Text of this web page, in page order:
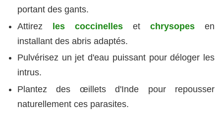
portant des gants.
Attirez les coccinelleset chrysopesen
installant des abris adaptés.
Pulvérisez un jet d'eau puissant pour déloger les
intrus.
Plantez des œillets d'Inde pour repousser
naturellement ces parasites.